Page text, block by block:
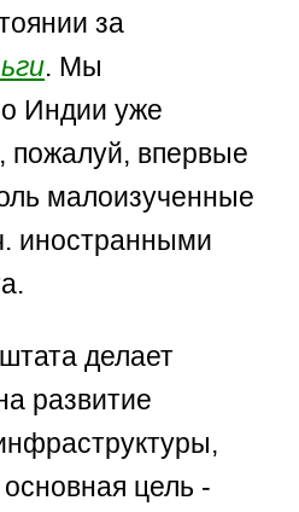
за
. Мы
Индии уже
пожалуй, впервые
малоизученные
иностранными
делает
развитие
цель -